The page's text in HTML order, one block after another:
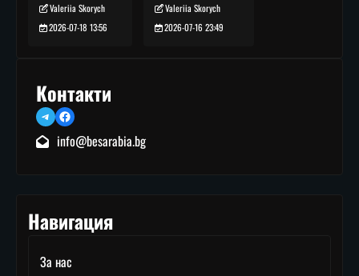
Valeriia Skorych
2026-07-18 13:56
Valeriia Skorych
2026-07-16 23:49
Контакти
TelegramFacebook
info@besarabia.bg
Навигация
За нас